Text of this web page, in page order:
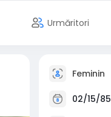
Urmăritori
Feminin
02/15/85